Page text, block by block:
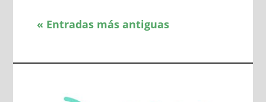
« Entradas más antiguas